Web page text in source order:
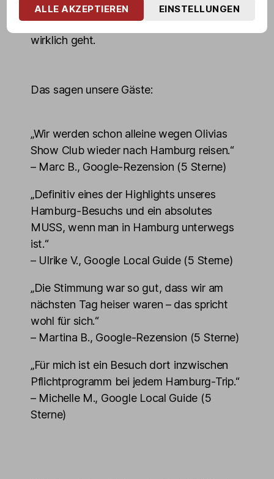
Olivias Show Club sind Pflicht für alle, die
wissen wollen, was auf der Großen Freiheit
wirklich geht.
Das sagen unsere Gäste:
„Wir werden schon alleine wegen Olivias
Show Club wieder nach Hamburg reisen.“
– Marc B., Google-Rezension (5 Sterne)
„Definitiv eines der Highlights unseres
Hamburg-Besuchs und ein absolutes
MUSS, wenn man in Hamburg unterwegs
ist.“
– Ulrike V., Google Local Guide (5 Sterne)
„Die Stimmung war so gut, dass wir am
nächsten Tag heiser waren – das spricht
wohl für sich.“
– Martina B., Google-Rezension (5 Sterne)
„Für mich ist ein Besuch dort inzwischen
Pflichtprogramm bei jedem Hamburg-Trip.“
– Michelle M., Google Local Guide (5
Sterne)
ALLE AKZEPTIEREN EINSTELLUNGEN